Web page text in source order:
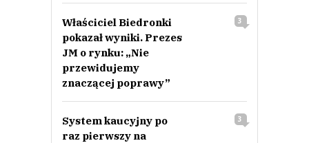
Właściciel Biedronki
pokazał wyniki. Prezes
JM o rynku: „Nie
przewidujemy
znaczącej poprawy”
3
System kaucyjny po
raz pierwszy na
3